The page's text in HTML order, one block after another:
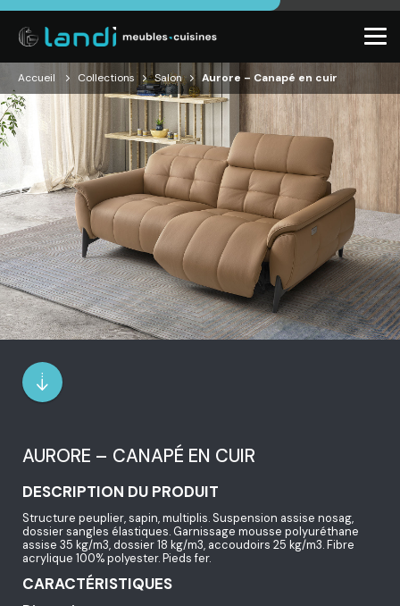
Accueil Collections Salon Aurore – Canapé en cuir
AURORE – CANAPÉ EN CUIR
DESCRIPTION DU PRODUIT
Structure peuplier, sapin, multiplis. Suspension assise nosag,
dossier sangles élastiques. Garnissage mousse polyuréthane
assise 35 kg/m3, dossier 18 kg/m3, accoudoirs 25 kg/m3. Fibre
acrylique 100% polyester. Pieds fer.
CARACTÉRISTIQUES